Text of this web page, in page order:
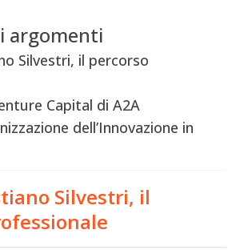
argomenti
Silvestri, il percorso
Capital di A2A
dell’Innovazione in
Silvestri, il